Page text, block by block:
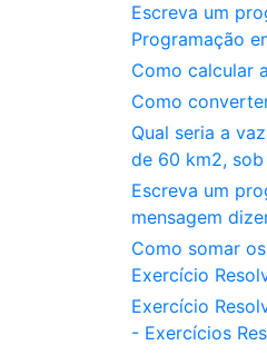
Escreva um
Programação
Como calcular
Como
Qual seria a
de 60 km2,
Escreva um
mensagem
Como somar
Exercício
Exercício
- Exercícios